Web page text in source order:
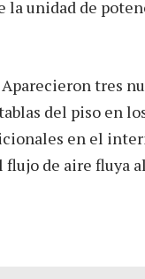
la unidad de
Aparecieron tres
del piso en
en el
flujo de aire fluya